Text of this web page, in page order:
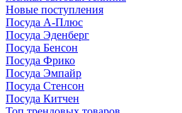
Новые поступления
Посуда А-Плюс
Посуда Эденберг
Посуда Бенсон
Посуда Фрико
Посуда Эмпайр
Посуда Стенсон
Посуда Китчен